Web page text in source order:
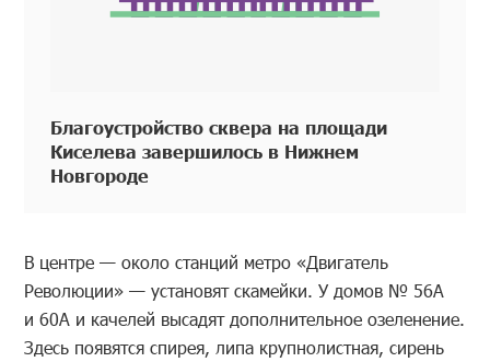
Благоустройство сквера на площади
Киселева завершилось в Нижнем
Новгороде
В центре — около станций метро «Двигатель
Революции» — установят скамейки. У домов № 56А
и 60А и качелей высадят дополнительное озеленение.
Здесь появятся спирея, липа крупнолистная, сирень